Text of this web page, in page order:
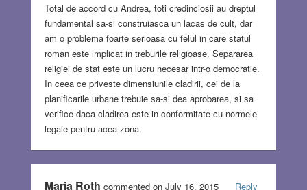
Total de accord cu Andrea, toti credinciosii au dreptul
fundamental sa-si construiasca un lacas de cult, dar
am o problema foarte serioasa cu felul in care statul
roman este implicat in treburile religioase. Separarea
religiei de stat este un lucru necesar intr-o democratie.
In ceea ce priveste dimensiunile cladirii, cei de la
planificarile urbane trebuie sa-si dea aprobarea, si sa
verifice daca cladirea este in conformitate cu normele
legale pentru acea zona.
Maria Roth commented on July 16, 2015
Reply